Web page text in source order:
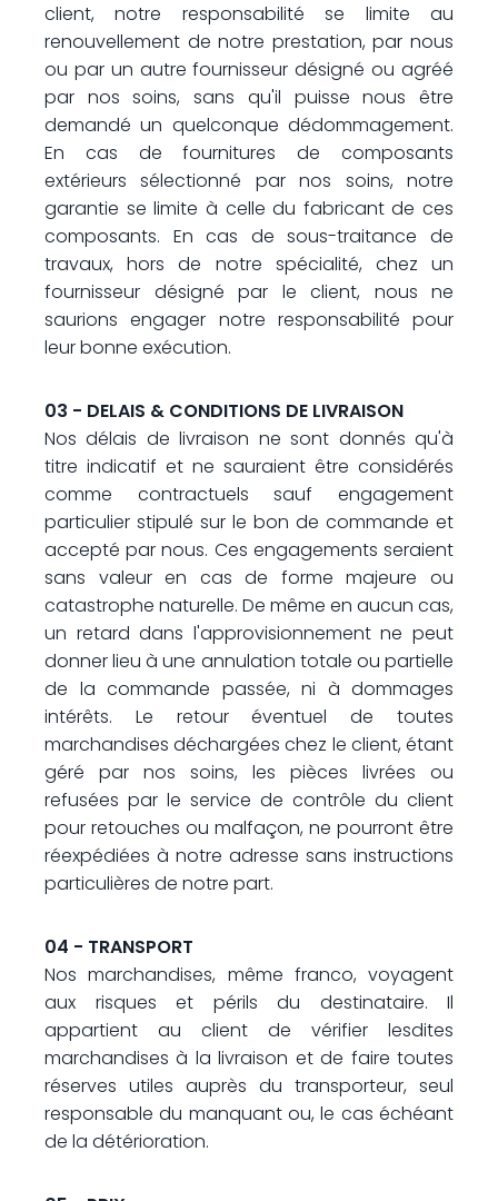
client, notre responsabilité se limite au
renouvellement de notre prestation, par nous
ou par un autre fournisseur désigné ou agréé
par nos soins, sans qu'il puisse nous être
demandé un quelconque dédommagement.
En cas de fournitures de composants
extérieurs sélectionné par nos soins, notre
garantie se limite à celle du fabricant de ces
composants. En cas de sous-traitance de
travaux, hors de notre spécialité, chez un
fournisseur désigné par le client, nous ne
saurions engager notre responsabilité pour
leur bonne exécution.
03 - DELAIS & CONDITIONS DE LIVRAISON
Nos délais de livraison ne sont donnés qu'à
titre indicatif et ne sauraient être considérés
comme contractuels sauf engagement
particulier stipulé sur le bon de commande et
accepté par nous. Ces engagements seraient
sans valeur en cas de forme majeure ou
catastrophe naturelle. De même en aucun cas,
un retard dans l'approvisionnement ne peut
donner lieu à une annulation totale ou partielle
de la commande passée, ni à dommages
intérêts. Le retour éventuel de toutes
marchandises déchargées chez le client, étant
géré par nos soins, les pièces livrées ou
refusées par le service de contrôle du client
pour retouches ou malfaçon, ne pourront être
réexpédiées à notre adresse sans instructions
particulières de notre part.
04 - TRANSPORT
Nos marchandises, même franco, voyagent
aux risques et périls du destinataire. Il
appartient au client de vérifier lesdites
marchandises à la livraison et de faire toutes
réserves utiles auprès du transporteur, seul
responsable du manquant ou, le cas échéant
de la détérioration.